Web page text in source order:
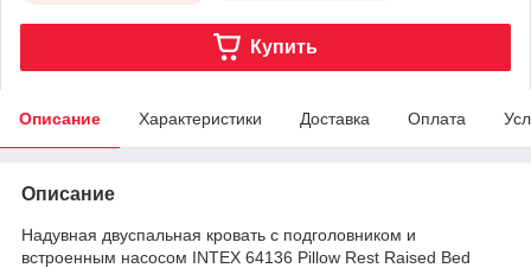
Купить
Описание Характеристики Доставка Оплата
Описание
Надувная двуспальная кровать с подголовником и
встроенным насосом INTEX 64136 Pillow Rest Raised Bed